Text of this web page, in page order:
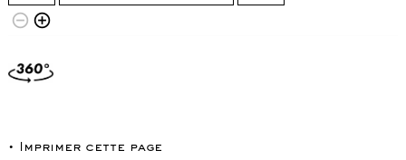
remove_circle_outline add_circle_outline
• Imprimer cette page